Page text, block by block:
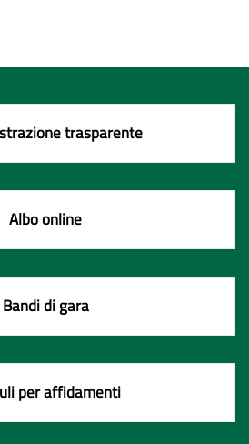
trasparente
Albo online
Bandi di gara
per affidamenti